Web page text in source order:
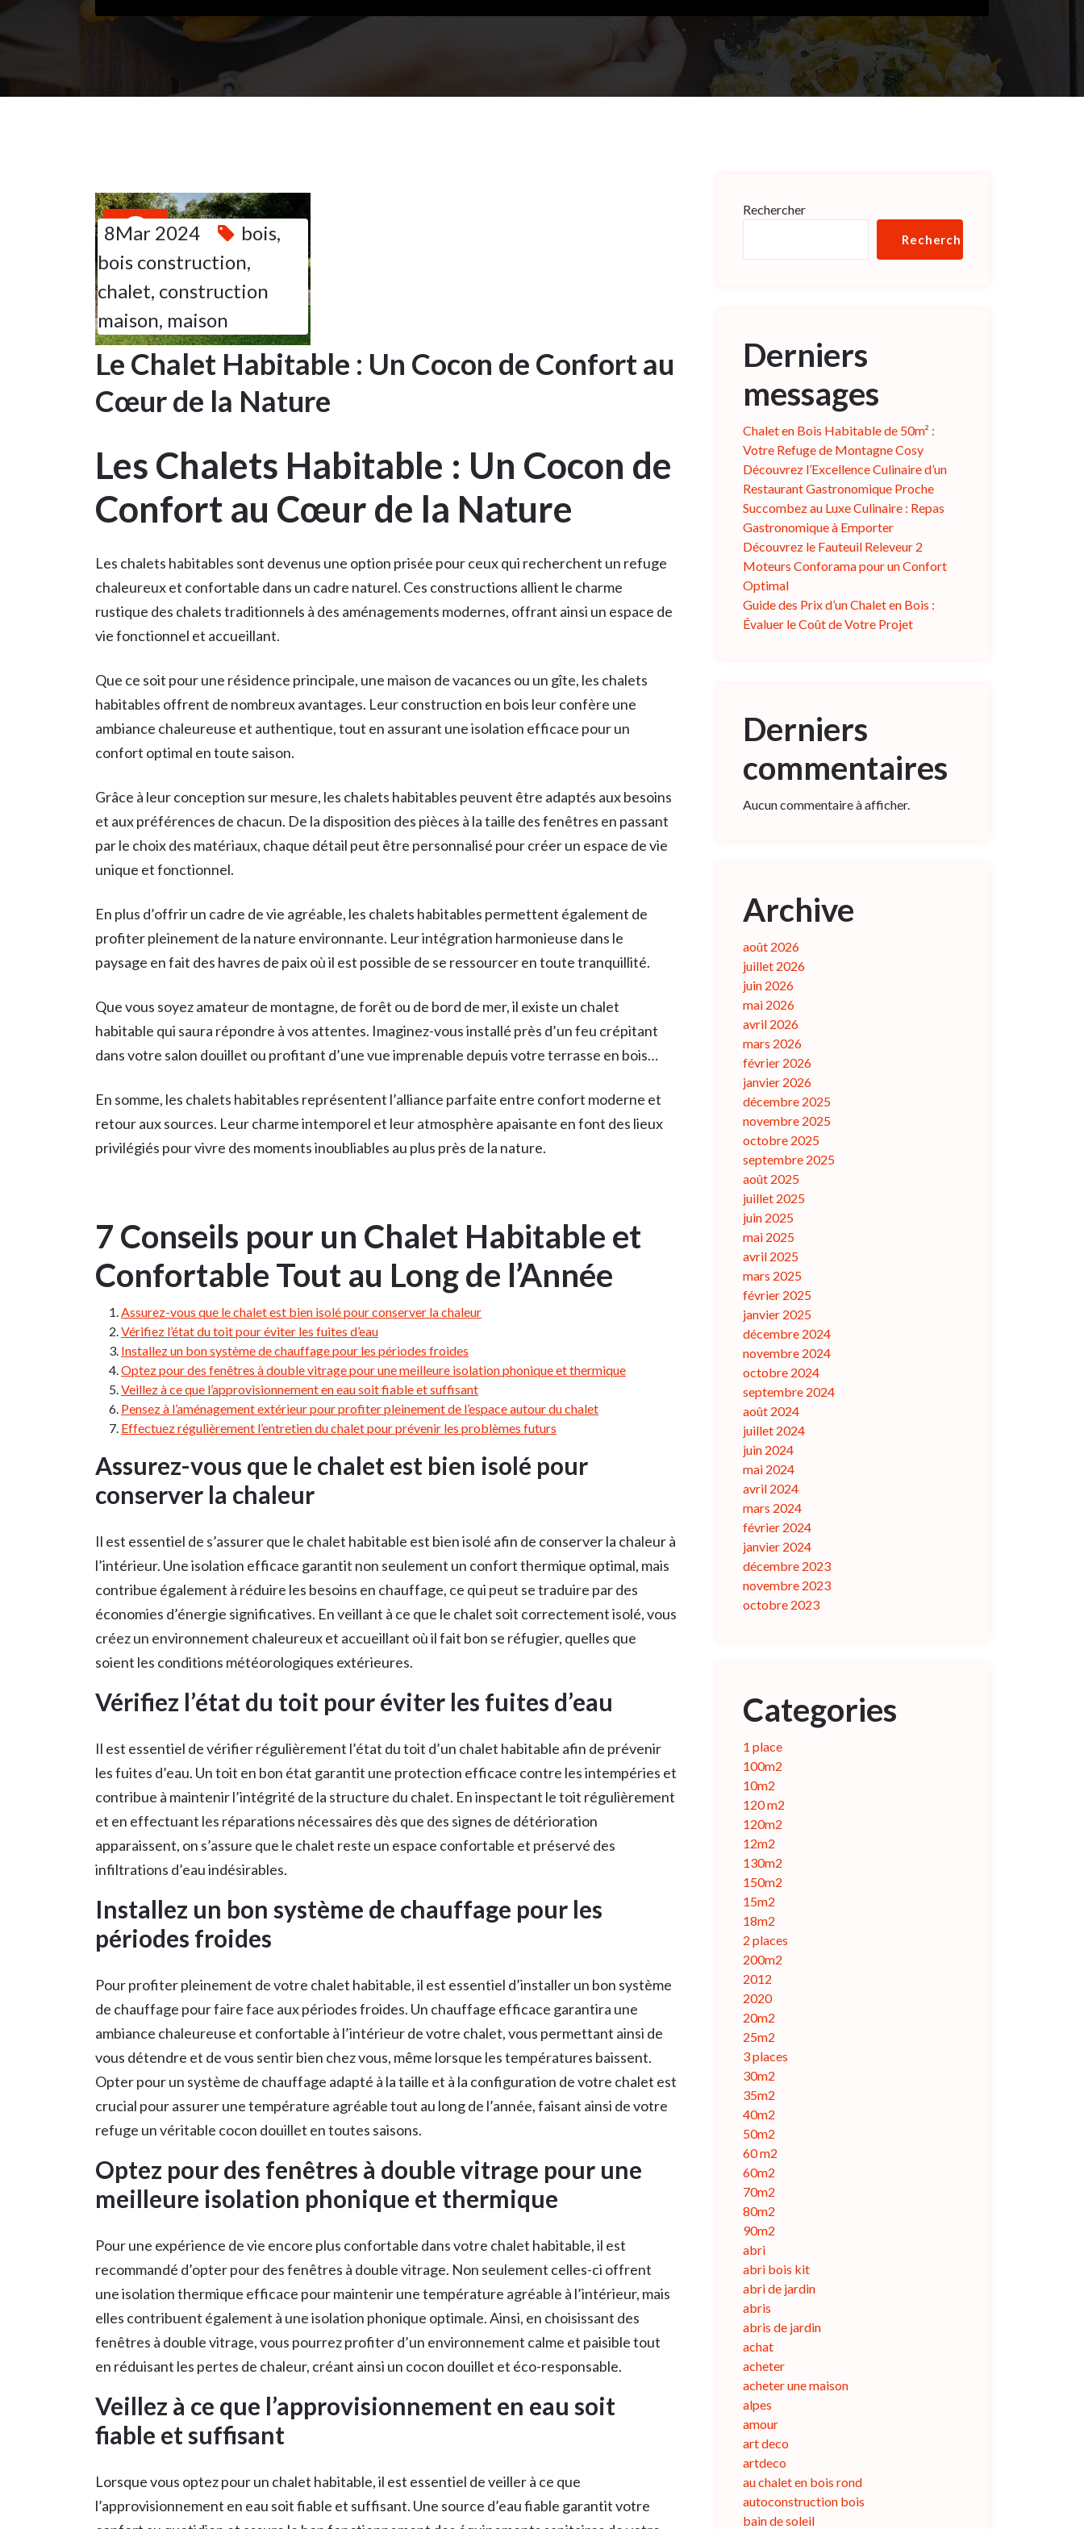
8
MAR
2024
8Mar 2024 bois,
bois construction,
chalet, construction
maison, maison
Le Chalet Habitable : Un Cocon de Confort au
Cœur de la Nature
Les Chalets Habitable : Un Cocon de
Confort au Cœur de la Nature
Les chalets habitables sont devenus une option prisée pour ceux qui recherchent un refuge
chaleureux et confortable dans un cadre naturel. Ces constructions allient le charme
rustique des chalets traditionnels à des aménagements modernes, offrant ainsi un espace de
vie fonctionnel et accueillant.
Que ce soit pour une résidence principale, une maison de vacances ou un gîte, les chalets
habitables offrent de nombreux avantages. Leur construction en bois leur confère une
ambiance chaleureuse et authentique, tout en assurant une isolation efficace pour un
confort optimal en toute saison.
Grâce à leur conception sur mesure, les chalets habitables peuvent être adaptés aux besoins
et aux préférences de chacun. De la disposition des pièces à la taille des fenêtres en passant
par le choix des matériaux, chaque détail peut être personnalisé pour créer un espace de vie
unique et fonctionnel.
En plus d’offrir un cadre de vie agréable, les chalets habitables permettent également de
profiter pleinement de la nature environnante. Leur intégration harmonieuse dans le
paysage en fait des havres de paix où il est possible de se ressourcer en toute tranquillité.
Que vous soyez amateur de montagne, de forêt ou de bord de mer, il existe un chalet
habitable qui saura répondre à vos attentes. Imaginez-vous installé près d’un feu crépitant
dans votre salon douillet ou profitant d’une vue imprenable depuis votre terrasse en bois…
En somme, les chalets habitables représentent l’alliance parfaite entre confort moderne et
retour aux sources. Leur charme intemporel et leur atmosphère apaisante en font des lieux
privilégiés pour vivre des moments inoubliables au plus près de la nature.
7 Conseils pour un Chalet Habitable et
Confortable Tout au Long de l’Année
Assurez-vous que le chalet est bien isolé pour conserver la chaleur
Vérifiez l’état du toit pour éviter les fuites d’eau
Installez un bon système de chauffage pour les périodes froides
Optez pour des fenêtres à double vitrage pour une meilleure isolation phonique et thermique
Veillez à ce que l’approvisionnement en eau soit fiable et suffisant
Pensez à l’aménagement extérieur pour profiter pleinement de l’espace autour du chalet
Effectuez régulièrement l’entretien du chalet pour prévenir les problèmes futurs
Assurez-vous que le chalet est bien isolé pour
conserver la chaleur
Il est essentiel de s’assurer que le chalet habitable est bien isolé afin de conserver la chaleur à
l’intérieur. Une isolation efficace garantit non seulement un confort thermique optimal, mais
contribue également à réduire les besoins en chauffage, ce qui peut se traduire par des
économies d’énergie significatives. En veillant à ce que le chalet soit correctement isolé, vous
créez un environnement chaleureux et accueillant où il fait bon se réfugier, quelles que
soient les conditions météorologiques extérieures.
Vérifiez l’état du toit pour éviter les fuites d’eau
Il est essentiel de vérifier régulièrement l’état du toit d’un chalet habitable afin de prévenir
les fuites d’eau. Un toit en bon état garantit une protection efficace contre les intempéries et
contribue à maintenir l’intégrité de la structure du chalet. En inspectant le toit régulièrement
et en effectuant les réparations nécessaires dès que des signes de détérioration
apparaissent, on s’assure que le chalet reste un espace confortable et préservé des
infiltrations d’eau indésirables.
Installez un bon système de chauffage pour les
périodes froides
Pour profiter pleinement de votre chalet habitable, il est essentiel d’installer un bon système
de chauffage pour faire face aux périodes froides. Un chauffage efficace garantira une
ambiance chaleureuse et confortable à l’intérieur de votre chalet, vous permettant ainsi de
vous détendre et de vous sentir bien chez vous, même lorsque les températures baissent.
Opter pour un système de chauffage adapté à la taille et à la configuration de votre chalet est
crucial pour assurer une température agréable tout au long de l’année, faisant ainsi de votre
refuge un véritable cocon douillet en toutes saisons.
Optez pour des fenêtres à double vitrage pour une
meilleure isolation phonique et thermique
Pour une expérience de vie encore plus confortable dans votre chalet habitable, il est
recommandé d’opter pour des fenêtres à double vitrage. Non seulement celles-ci offrent
une isolation thermique efficace pour maintenir une température agréable à l’intérieur, mais
elles contribuent également à une isolation phonique optimale. Ainsi, en choisissant des
fenêtres à double vitrage, vous pourrez profiter d’un environnement calme et paisible tout
en réduisant les pertes de chaleur, créant ainsi un cocon douillet et éco-responsable.
Veillez à ce que l’approvisionnement en eau soit
fiable et suffisant
Lorsque vous optez pour un chalet habitable, il est essentiel de veiller à ce que
l’approvisionnement en eau soit fiable et suffisant. Une source d’eau fiable garantit votre
Rechercher
Rechercher
Derniers
messages
Chalet en Bois Habitable de 50m² :
Votre Refuge de Montagne Cosy
Découvrez l’Excellence Culinaire d’un
Restaurant Gastronomique Proche
Succombez au Luxe Culinaire : Repas
Gastronomique à Emporter
Découvrez le Fauteuil Releveur 2
Moteurs Conforama pour un Confort
Optimal
Guide des Prix d’un Chalet en Bois :
Évaluer le Coût de Votre Projet
Derniers
commentaires
Aucun commentaire à afficher.
Archive
août 2026
juillet 2026
juin 2026
mai 2026
avril 2026
mars 2026
février 2026
janvier 2026
décembre 2025
novembre 2025
octobre 2025
septembre 2025
août 2025
juillet 2025
juin 2025
mai 2025
avril 2025
mars 2025
février 2025
janvier 2025
décembre 2024
novembre 2024
octobre 2024
septembre 2024
août 2024
juillet 2024
juin 2024
mai 2024
avril 2024
mars 2024
février 2024
janvier 2024
décembre 2023
novembre 2023
octobre 2023
Categories
1 place
100m2
10m2
120 m2
120m2
12m2
130m2
150m2
15m2
18m2
2 places
200m2
2012
2020
20m2
25m2
3 places
30m2
35m2
40m2
50m2
60 m2
60m2
70m2
80m2
90m2
abri
abri bois kit
abri de jardin
abris
abris de jardin
achat
acheter
acheter une maison
alpes
amour
art deco
artdeco
au chalet en bois rond
autoconstruction bois
bain de soleil